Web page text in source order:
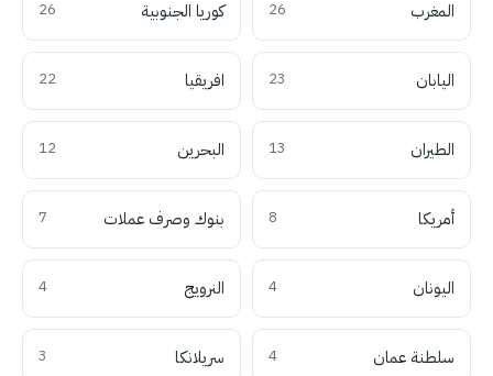
المغرب 26 كوريا الجنوبية 26
اليابان 23 افريقيا 22
الطيران 13 البحرين 12
أمريكا 8 بنوك وصرف عملات 7
اليونان 4 النرويج 4
سلطنة عمان 4 سريلانكا 3